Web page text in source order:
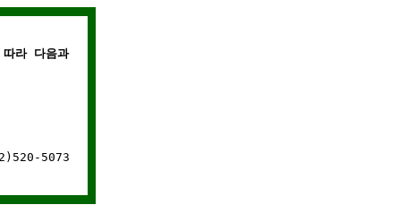
라 다음과 같은 경우에는 웹사이트 연결이 차단됩니다.
5073